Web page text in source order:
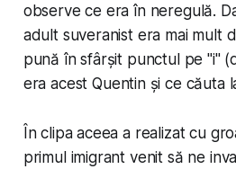
observe ce era în neregulă.
adult suveranist era mai mult
pună în sfârșit punctul pe "i"
era acestQuentinși ce căuta
În clipa aceea a realizat cu
primul imigrant venit să ne